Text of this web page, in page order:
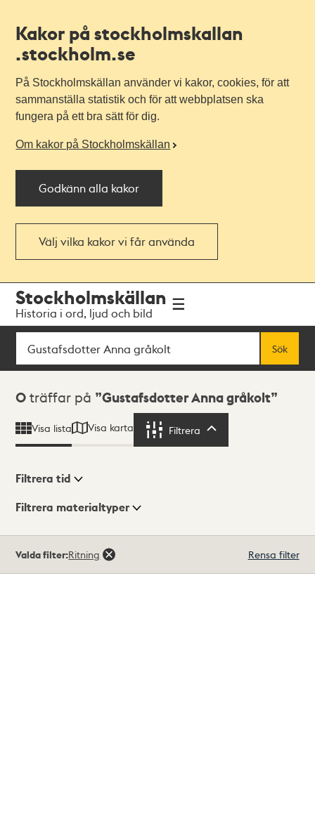
Kakor på stockholmskallan
.stockholm.se
På Stockholmskällan använder vi kakor, cookies, för att
sammanställa statistik och för att webbplatsen ska
fungera på ett bra sätt för dig.
Om kakor på Stockholmskällan
Godkänn alla kakor
Välj vilka kakor vi får använda
navigationen
huvudinnehållet
Stockholmskällan
Historia i ord, ljud och bild
Sök
Sök
Sökresultat
0 träffar på Gustafsdotter Anna gråkolt
Visa lista Visa karta Filtrera
Visningsläge
Filtrera tid
Filtrera materialtyper
träffar
Valda filter:Ritning Rensa filter